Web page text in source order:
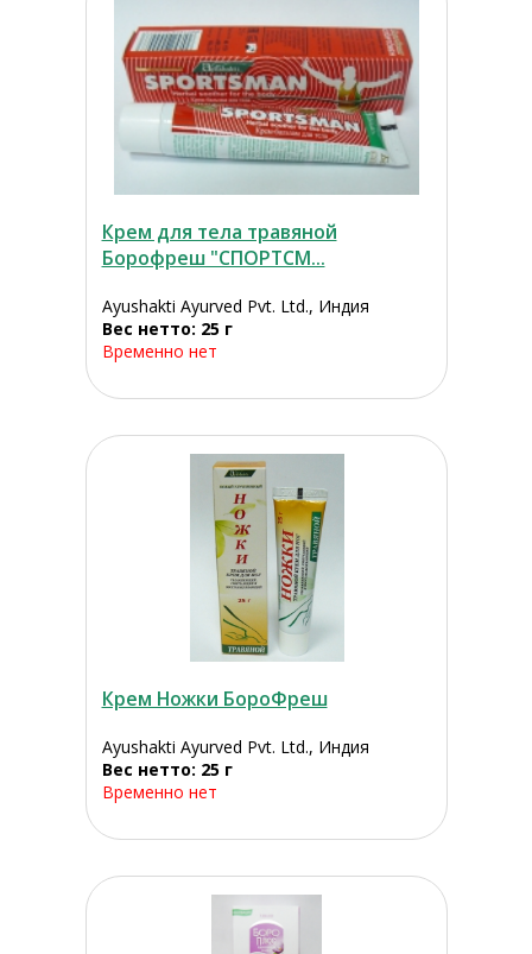
Крем для тела травяной
Борофреш "СПОРТСМ...
Ayushakti Ayurved Pvt. Ltd., Индия
Вес нетто: 25 г
Временно нет
Крем Ножки БороФреш
Ayushakti Ayurved Pvt. Ltd., Индия
Вес нетто: 25 г
Временно нет